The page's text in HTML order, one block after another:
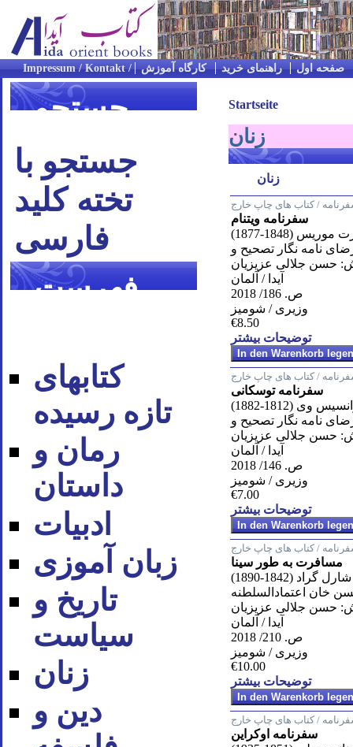
صفحه اول راهنمای خرید کارگاه آموزش
جستجو
جستجو با
تخته کلید
فارسی
فهرست
کتابهای
تازه رسیده
رمان و
داستان
ادبیات
زبان آموزی
تاریخ و
سیاست
زنان
دین و
Startseite
زنان
زنان
/ کتاب های چاپ خارج
سفرنامه ویتنام
(1848-1877)
نامه نگار تصحيح و
حسن جلالى عزيزيان
آیدا / آلمان
ص. 186/ 2018
وزیری / شومیز
€8.50
توضیحات بیشتر
/ کتاب های چاپ خارج
سفرنامه توسکانی
وى (1812-1882)
نامه نگار تصحيح و
حسن جلالى عزيزيان
آیدا / آلمان
ص. 146/ 2018
وزیری / شومیز
€7.00
توضیحات بیشتر
/ کتاب های چاپ خارج
مسافرت به طور سینا
شارل گراد (1842-1890)
خان اعتمادالسلطنه
حسن جلالى عزيزيان
آیدا / آلمان
ص. 210/ 2018
وزیری / شومیز
€10.00
توضیحات بیشتر
/ کتاب های چاپ خارج
سفرنامه اوکراین